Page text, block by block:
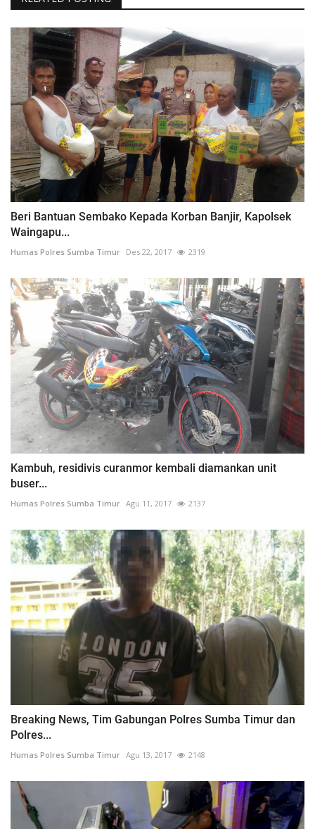
Beri Bantuan Sembako Kepada Korban Banjir, Kapolsek
Waingapu...
Humas Polres Sumba Timur Des 22, 2017 2319
Kambuh, residivis curanmor kembali diamankan unit
buser...
Humas Polres Sumba Timur Agu 11, 2017 2137
Breaking News, Tim Gabungan Polres Sumba Timur dan
Polres...
Humas Polres Sumba Timur Agu 13, 2017 2148